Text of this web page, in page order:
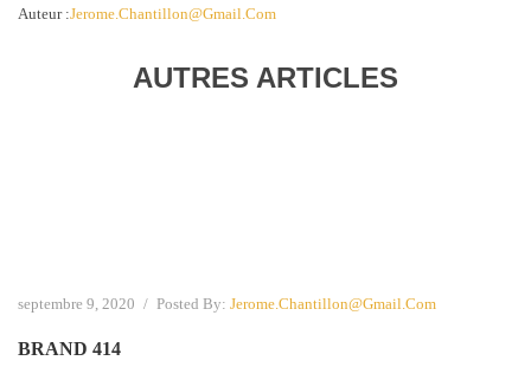
Auteur :Jerome.chantillon@gmail.com
AUTRES ARTICLES
septembre 9, 2020 / Posted By: Jerome.chantillon@gmail.com
BRAND 414